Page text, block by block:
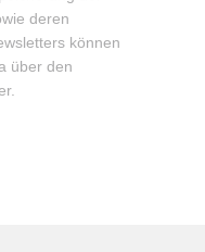
deren
können
über den